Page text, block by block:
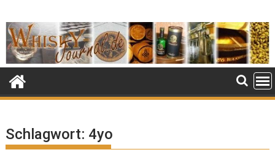
to
content
Schlagwort: 4yo